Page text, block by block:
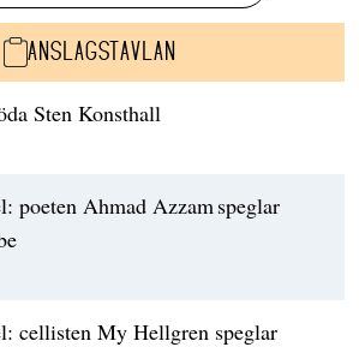
ANSLAGSTAVLAN
Sten Konsthall
poeten Ahmad Azzam speglar
cellisten My Hellgren speglar